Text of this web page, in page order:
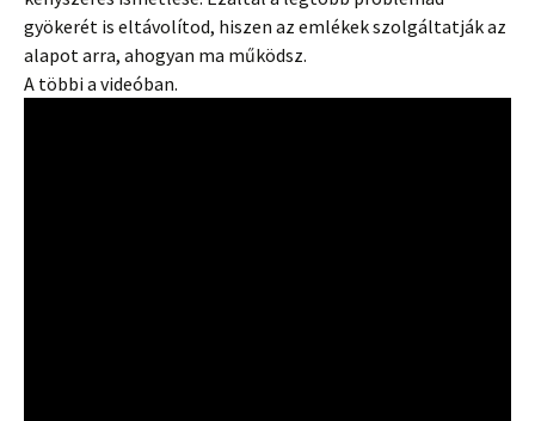
gyökerét is eltávolítod, hiszen az emlékek szolgáltatják az
alapot arra, ahogyan ma működsz.
A többi a videóban.